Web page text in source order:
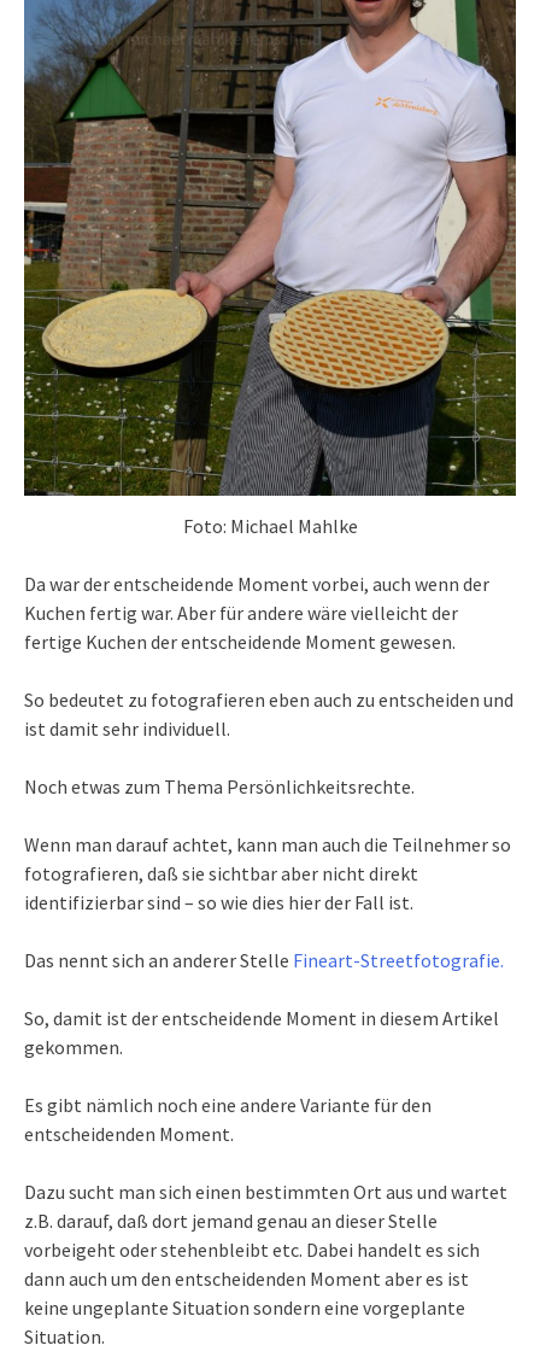
Foto: Michael Mahlke
Da war der entscheidende Moment vorbei, auch wenn der
Kuchen fertig war. Aber für andere wäre vielleicht der
fertige Kuchen der entscheidende Moment gewesen.
So bedeutet zu fotografieren eben auch zu entscheiden und
ist damit sehr individuell.
Noch etwas zum Thema Persönlichkeitsrechte.
Wenn man darauf achtet, kann man auch die Teilnehmer so
fotografieren, daß sie sichtbar aber nicht direkt
identifizierbar sind – so wie dies hier der Fall ist.
Das nennt sich an anderer Stelle Fineart-Streetfotografie.
So, damit ist der entscheidende Moment in diesem Artikel
gekommen.
Es gibt nämlich noch eine andere Variante für den
entscheidenden Moment.
Dazu sucht man sich einen bestimmten Ort aus und wartet
z.B. darauf, daß dort jemand genau an dieser Stelle
vorbeigeht oder stehenbleibt etc. Dabei handelt es sich
dann auch um den entscheidenden Moment aber es ist
keine ungeplante Situation sondern eine vorgeplante
Situation.